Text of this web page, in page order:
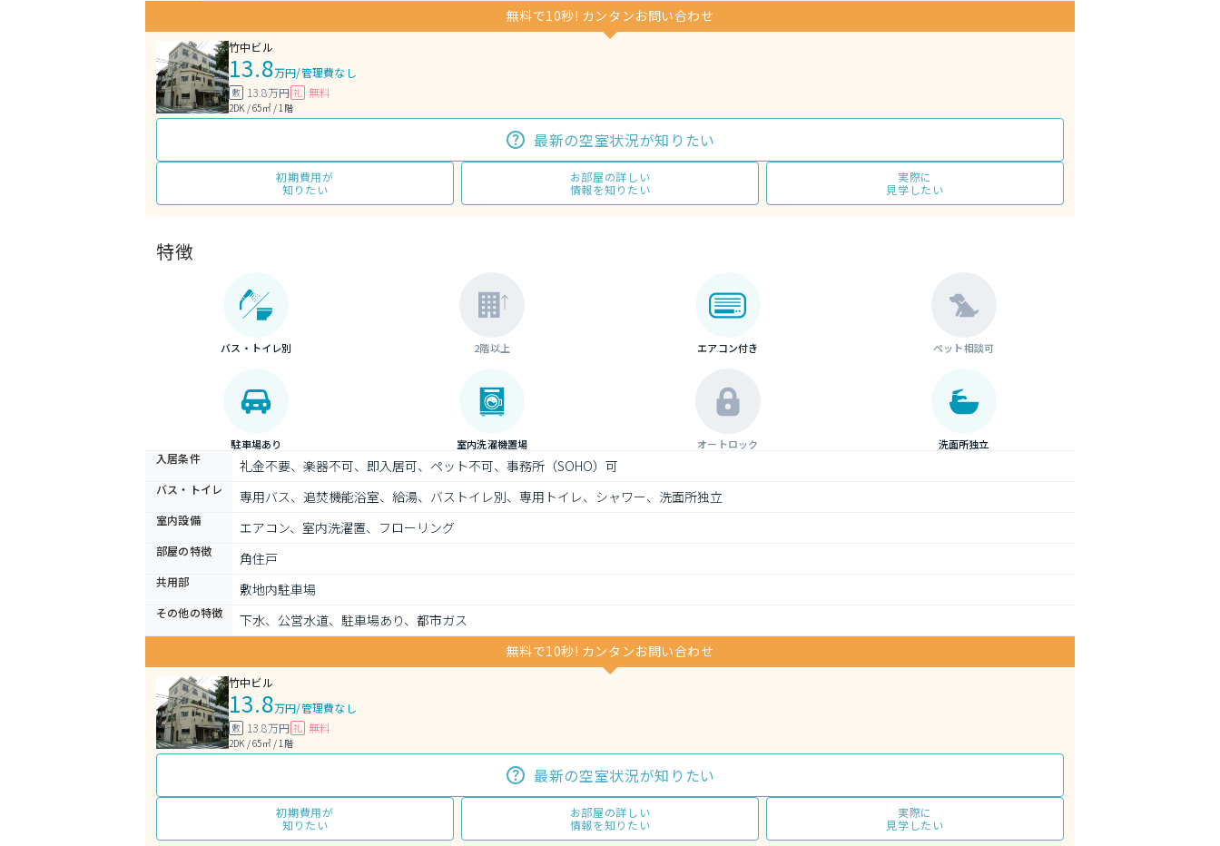
無料で10秒! カンタンお問い合わせ
竹中ビル
13.8万円/管理費なし
敷 13.8万円 礼 無料
2DK / 65㎡ / 1階
最新の空室状況が知りたい
初期費用が
知りたい
お部屋の詳しい
情報を知りたい
実際に
見学したい
特徴
バス・トイレ別 2階以上 エアコン付き ペット相談可
駐車場あり 室内洗濯機置場 オートロック 洗面所独立
入居条件 礼金不要、楽器不可、即入居可、ペット不可、事務所（SOHO）可
バス・トイレ 専用バス、追焚機能浴室、給湯、バストイレ別、専用トイレ、シャワー、洗面所独立
室内設備 エアコン、室内洗濯置、フローリング
部屋の特徴 角住戸
共用部 敷地内駐車場
その他の特徴
下水、公営水道、駐車場あり、都市ガス
無料で10秒! カンタンお問い合わせ
竹中ビル
13.8万円/管理費なし
敷 13.8万円 礼 無料
2DK / 65㎡ / 1階
最新の空室状況が知りたい
初期費用が
知りたい
お部屋の詳しい
情報を知りたい
実際に
見学したい